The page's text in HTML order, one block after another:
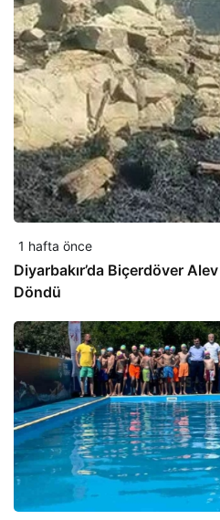
1 hafta önce
Diyarbakır’da Biçerdöver Alev
Döndü